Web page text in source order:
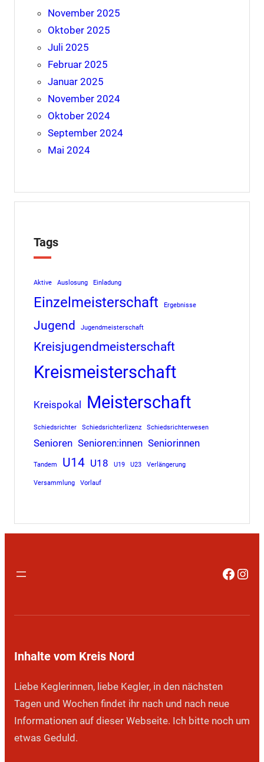
November 2025
Oktober 2025
Juli 2025
Februar 2025
Januar 2025
November 2024
Oktober 2024
September 2024
Mai 2024
Tags
Aktive Auslosung Einladung
Einzelmeisterschaft Ergebnisse
Jugend Jugendmeisterschaft
Kreisjugendmeisterschaft
Kreismeisterschaft
Kreispokal Meisterschaft
Schiedsrichter Schiedsrichterlizenz Schiedsrichterwesen
Senioren Senioren:innen Seniorinnen
Tandem U14 U18 U19 U23 Verlängerung
Versammlung Vorlauf
Inhalte vom Kreis Nord
Liebe Keglerinnen, liebe Kegler, in den nächsten
Tagen und Wochen findet ihr nach und nach neue
Informationen auf dieser Webseite. Ich bitte noch um
etwas Geduld.